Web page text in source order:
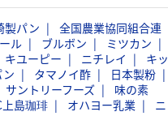
製パン
全国農業協同組合連
ル ブルボン
ミツカン
キユーピー ニチレイ
キッ
ン タマノイ酢
日本製粉
サントリーフーズ
味の素
上島珈琲 オハヨー乳業
ニ